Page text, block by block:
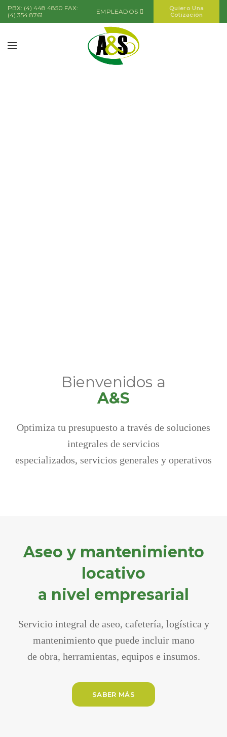
PBX: (4) 448 4850 FAX:
(4) 354 8761
EMPLEADOS
Quiero Una
Cotización
Bienvenidos a
A&S
Optimiza tu presupuesto a través de soluciones
integrales de servicios
especializados, servicios generales y operativos
Aseo y mantenimiento
locativo
a nivel empresarial
Servicio integral de aseo, cafetería, logística y
mantenimiento que puede incluir mano
de obra, herramientas, equipos e insumos.
SABER MÁS